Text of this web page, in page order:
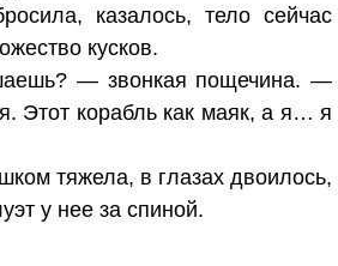
казалось, тело сейчас
кусков.
— звонкая пощечина. —
Этот корабль как маяк, а я… я
тяжела, в глазах двоилось,
у нее за спиной.